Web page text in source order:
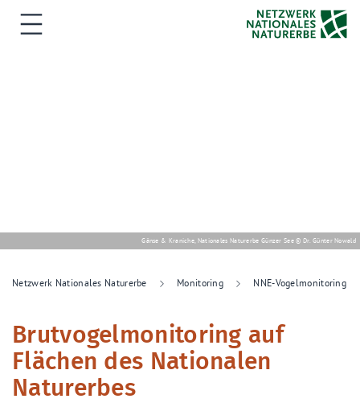
Gänse & Kraniche, Nationales Naturerbe Günzer See © Dr. Günter Nowald
Netzwerk Nationales Naturerbe Monitoring NNE-Vogelmonitoring
Brutvogelmonitoring auf
Flächen des Nationalen
Naturerbes